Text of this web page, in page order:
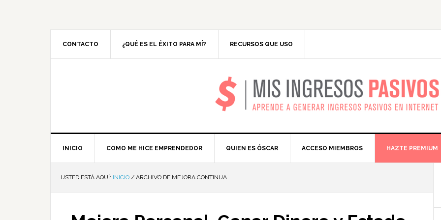
CONTACTO ¿QUÉ ES EL ÉXITO PARA MÍ? RECURSOS QUE USO
MIS INGRESOS
INICIO COMO ME HICE EMPRENDEDOR QUIEN ES ÓSCAR ACCESO MIEMBROS HAZTE PREMIUM
USTED ESTÁ AQUÍ: INICIO / ARCHIVO DE MEJORA CONTINUA